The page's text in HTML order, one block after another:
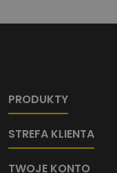
PRODUKTY
STREFA KLIENTA
TWOJE KONTO